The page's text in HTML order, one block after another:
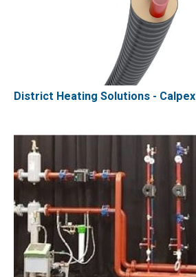
District Heating Solutions - Calpex